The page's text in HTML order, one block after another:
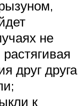
не
друг друга
к